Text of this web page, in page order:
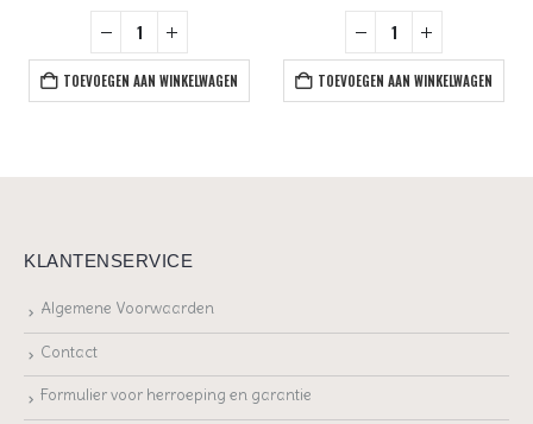
TOEVOEGEN AAN WINKELWAGEN TOEVOEGEN AAN WINKELWAGEN
KLANTENSERVICE
Algemene Voorwaarden
Contact
Formulier voor herroeping en garantie